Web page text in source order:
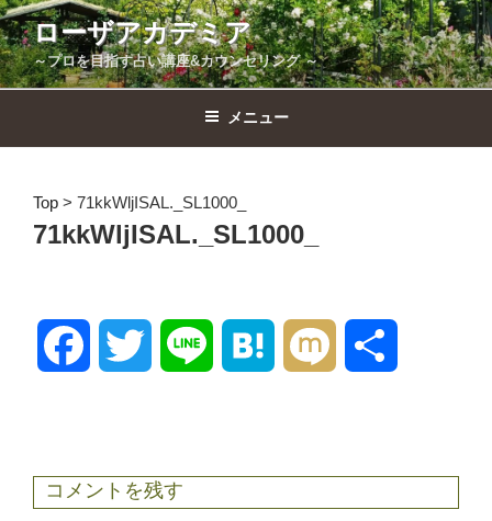
コ
ン
テ
ン
へ
ローザアカデミア
～プロを目指す占い講座&カウンセリング ～
メニュー
Top > 71kkWljISAL._SL1000_
71kkWljISAL._SL1000_
e t
コメントを残す